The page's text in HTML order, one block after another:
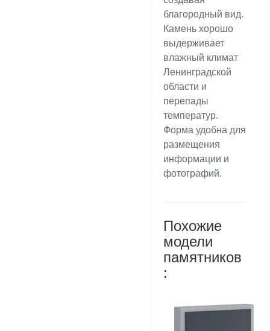
благородный вид.
Камень хорошо
выдерживает
влажный климат
Ленинградской
области и
перепады
температур.
Форма удобна для
размещения
информации и
фотографий.
Похожие
модели
памятников
: